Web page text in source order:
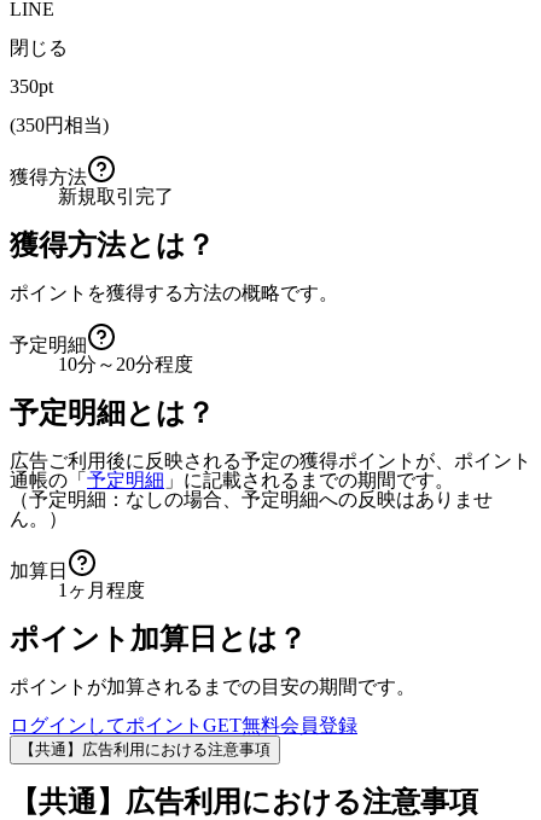
LINE
閉じる
350pt
(350円相当)
獲得方法
新規取引完了
獲得方法とは？
ポイントを獲得する方法の概略です。
予定明細
10分～20分程度
予定明細とは？
広告ご利用後に反映される予定の獲得ポイントが、ポイント
通帳の「 予定明細 」に記載されるまでの期間です。
（予定明細：なしの場合、予定明細への反映はありませ
ん。）
加算日
1ヶ月程度
ポイント加算日とは？
ポイントが加算されるまでの目安の期間です。
ログインしてポイントGET無料会員登録
【共通】広告利用における注意事項
【共通】広告利用における注意事項